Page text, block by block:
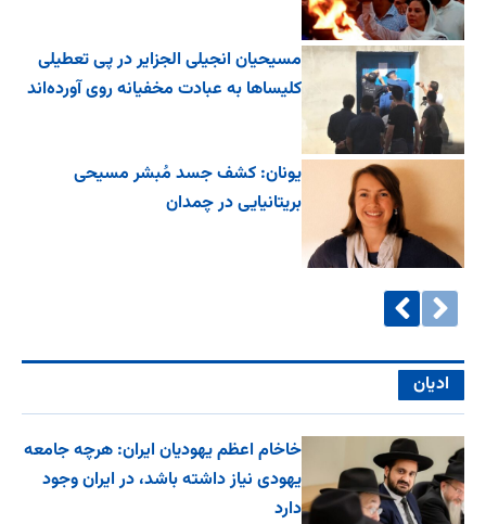
مسیحیان انجیلی الجزایر در پی تعطیلی
کلیساها به عبادت مخفیانه روی آورده‌اند
یونان: کشف جسد مُبشر مسیحی
بریتانیایی در چمدان
ادیان
خاخام اعظم یهودیان ایران: هرچه جامعه
یهودی نیاز داشته باشد، در ایران وجود
دارد